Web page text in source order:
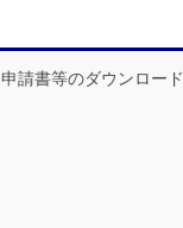
申請書等のダウンロード